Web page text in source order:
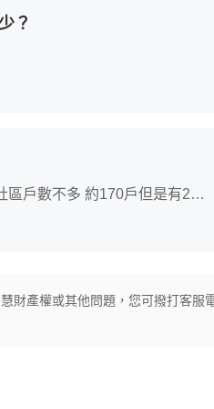
？
區戶數不多 約170戶但是有24
財產權或其他問題，您可撥打客服